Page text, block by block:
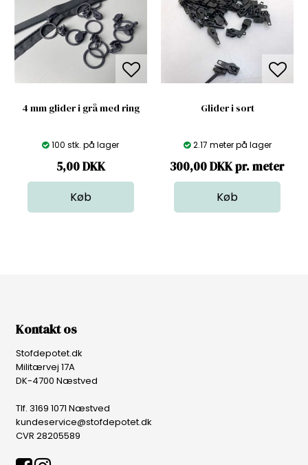
4 mm glider i grå med ring
100 stk. på lager
5,00DKK
Glider i sort
2.17 meter på lager
300,00 DKK pr. meter
Kontakt os
Stofdepotet.dk
Militærvej 17A
DK-4700 Næstved
Tlf. 3169 1071 Næstved
kundeservice@stofdepotet.dk
CVR 28205589